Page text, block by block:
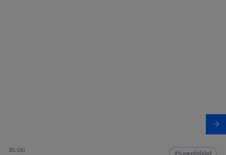
BLOG Sostenibilidad